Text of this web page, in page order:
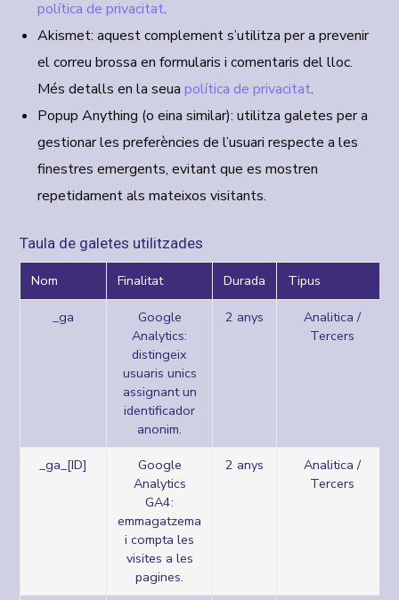
política de privacitat.
Akismet: aquest complement s’utilitza per a prevenir
el correu brossa en formularis i comentaris del lloc.
Més detalls en la seuapolítica de privacitat.
Popup Anything (o eina similar): utilitza galetes per a
gestionar les preferències de l’usuari respecte a les
finestres emergents, evitant que es mostren
repetidament als mateixos visitants.
Taula de galetes utilitzades
Nom Finalitat Durada Tipus
_ga
Google
Analytics:
distingeix
usuaris unics
assignant un
identificador
anonim.
2 anys
Analitica /
Tercers
_ga_[ID]
Google
Analytics
GA4:
emmagatzema
i compta les
visites a les
pagines.
2 anys
Analitica /
Tercers